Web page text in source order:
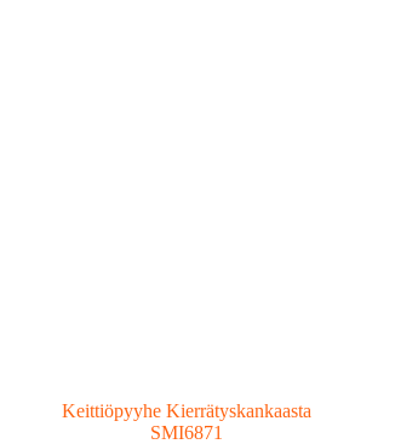
Keittiöpyyhe Kierrätyskankaasta
SMI6871